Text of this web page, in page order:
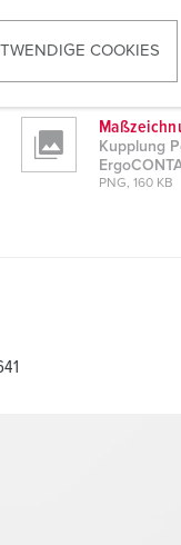
COOKIES
CAD-Daten
Kupplung
ZIP, 5 MB
Kupplung
PNG, 160 KB